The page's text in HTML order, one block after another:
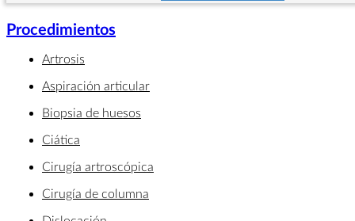
Procedimientos
Artrosis
Aspiración articular
Biopsia de huesos
Ciática
Cirugía artroscópica
Cirugía de columna